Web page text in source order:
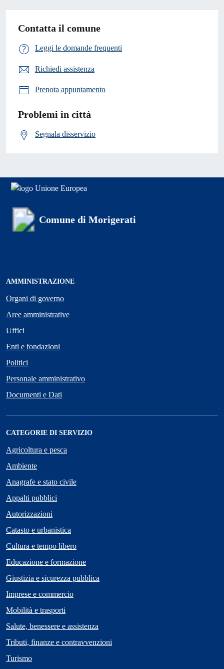
Contatta il comune
Leggi le domande frequenti
Richiedi assistenza
Prenota appuntamento
Problemi in città
Segnala disservizio
Comune di Morigerati
AMMINISTRAZIONE
Organi di governo
Aree amministrative
Uffici
Enti e fondazioni
Politici
Personale amministrativo
Documenti e Dati
CATEGORIE DI SERVIZIO
Agricoltura e pesca
Ambiente
Anagrafe e stato civile
Appalti pubblici
Autorizzazioni
Catasto e urbanistica
Cultura e tempo libero
Educazione e formazione
Giustizia e sicurezza pubblica
Imprese e commercio
Mobilità e trasporti
Salute, benessere e assistenza
Tributi, finanze e contravvenzioni
Turismo